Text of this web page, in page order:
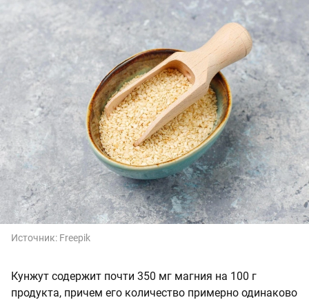
Источник: Freepik
Кунжут содержит почти 350 мг магния на 100 г
продукта, причем его количество примерно одинаково